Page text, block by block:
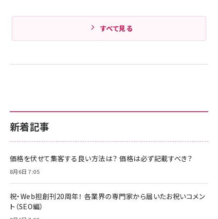
新着記事
価格を伏せて集客する良い方法は？ 価格は必ず記載すべき？
8月6日 7:05
祝・Web担創刊20周年！ 各業界の専門家から届いたお祝いコメン
ト（SEO編）
すべて見る